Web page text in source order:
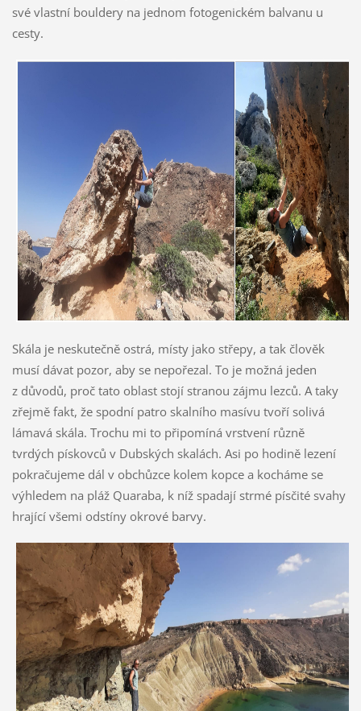
své vlastní bouldery na jednom fotogenickém balvanu u
cesty.
Skála je neskutečně ostrá, místy jako střepy, a tak člověk
musí dávat pozor, aby se nepořezal. To je možná jeden
z důvodů, proč tato oblast stojí stranou zájmu lezců. A taky
zřejmě fakt, že spodní patro skalního masívu tvoří solivá
lámavá skála. Trochu mi to připomíná vrstvení různě
tvrdých pískovců v Dubských skalách. Asi po hodině lezení
pokračujeme dál v obchůzce kolem kopce a kocháme se
výhledem na pláž Quaraba, k níž spadají strmé písčité svahy
hrající všemi odstíny okrové barvy.